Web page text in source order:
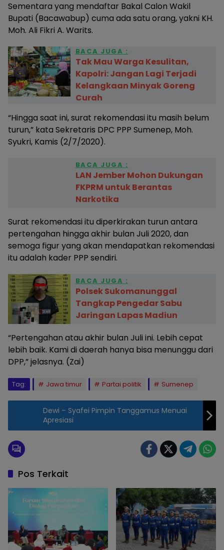
Sementara yang mendaftar Bakal Calon Wakil
Bupati (Bacawabup) cuma ada satu orang, yakni KH.
Moh. Ali Fikri A. Warits.
BACA JUGA :
Tak Mau Warga Kesulitan,
Kapolri: Jangan Lagi Terjadi
Kelangkaan Minyak Goreng
Curah
“Hingga saat ini, surat rekomendasi itu masih belum
turun,” kata Sekretaris DPC PPP Sumenep, Moh.
Syukri, Kamis (2/7/2020).
BACA JUGA :
LAN Jember Mohon Dukungan
FKPRM untuk Berantas
Narkotika
Surat rekomendasi itu diperkirakan turun antara
pertengahan hingga akhir bulan Juli 2020, dan
semoga figur yang akan mendapatkan rekomendasi
itu adalah kader PPP sendiri.
BACA JUGA :
Polsek Sukomanunggal
Tangkap Pengedar Sabu
Jaringan Lapas Madiun
“Pertengahan atau akhir bulan Juli ini. Lebih cepat
lebih baik. Kami di daerah hanya bisa menunggu dari
DPP,” jelasnya. (Zai)
Tag: Jawa timur Partai politik Sumenep
Dewi – Syafei Pimpin Tanggamus Menuai
Apresiasi
Pos Terkait